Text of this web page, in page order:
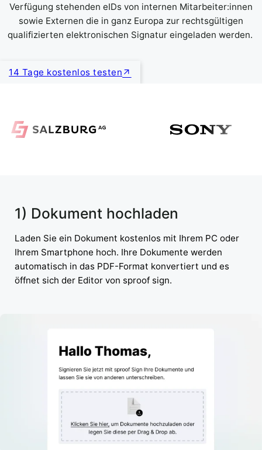
Verfügung stehenden eIDs von internen Mitarbeiter:innen
sowie Externen die in ganz Europa zur rechtsgültigen
qualifizierten elektronischen Signatur eingeladen werden.
14 Tage kostenlos testen
1) Dokument hochladen
Laden Sie ein Dokument kostenlos mit Ihrem PC oder
Ihrem Smartphone hoch. Ihre Dokumente werden
automatisch in das PDF-Format konvertiert und es
öffnet sich der Editor von sproof sign.